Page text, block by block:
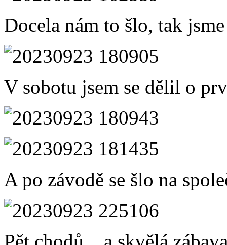
Docela nám to šlo, tak
V sobotu jsem se dělil o
A po závodě se šlo na